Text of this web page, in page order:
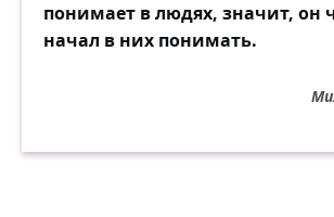
понимает в людях, значит, он
начал в них понимать.